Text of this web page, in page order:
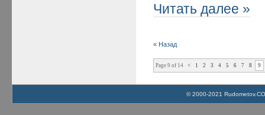
Читать далее »
« Назад
Page 9 of 14 < 1 2 3 4 5 6 7 8 9
© 2000-2021